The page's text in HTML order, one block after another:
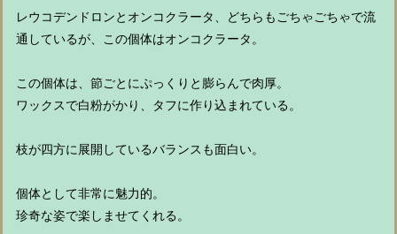
レウコデンドロンとオンコクラータ、どちらもごちゃごちゃで流
通しているが、この個体はオンコクラータ。
この個体は、節ごとにぷっくりと膨らんで肉厚。
ワックスで白粉がかり、タフに作り込まれている。
枝が四方に展開しているバランスも面白い。
個体として非常に魅力的。
珍奇な姿で楽しませてくれる。